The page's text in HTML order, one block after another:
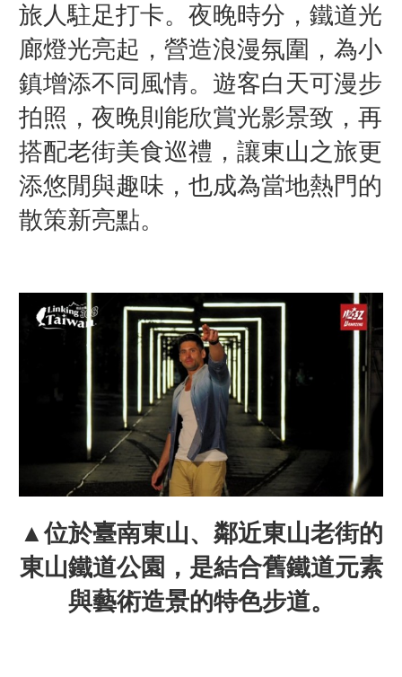
旅人駐足打卡。夜晚時分，鐵道光
廊燈光亮起，營造浪漫氛圍，為小
鎮增添不同風情。遊客白天可漫步
拍照，夜晚則能欣賞光影景致，再
搭配老街美食巡禮，讓東山之旅更
添悠閒與趣味，也成為當地熱門的
散策新亮點。
▲位於臺南東山、鄰近東山老街的
東山鐵道公園，是結合舊鐵道元素
與藝術造景的特色步道。